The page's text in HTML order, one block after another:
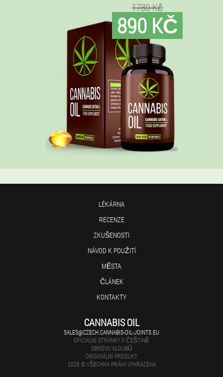
1780 Kč
890 KČ
LÉKÁRNA
RECENZE
ZKUŠENOSTI
NÁVOD K POUŽITÍ
MĚSTA
ČLÁNEK
KONTAKTY
CANNABIS OIL
SALES@CZECH.CANNABIS-OIL-JOINTS.EU
OFICIÁLNÍ STRÁNKY V ČEŠTINĚ
OBNOVU KLOUBŮ
ORIGINÁLNÍ PRODUKT
2026 © VŠECHNA PRÁVA VYHRAZENA